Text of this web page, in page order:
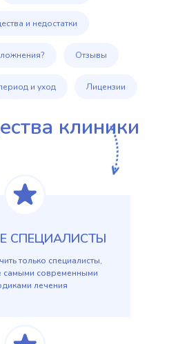
и недостатки
Отзывы
и уход Лицензии
клиники
СПЕЦИАЛИСТЫ
только специалисты,
современными
лечения